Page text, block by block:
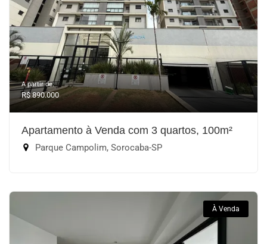
A partir de:
R$ 890.000
Apartamento à Venda com 3 quartos, 100m²
Parque Campolim, Sorocaba-SP
À Venda